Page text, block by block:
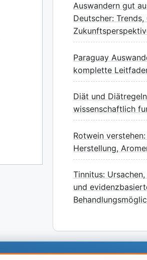
Auswandern gut
Deutscher:
Paraguay
komplette
Diät und
wissenschaftlich
Rotwein
Herstellung,
Tinnitus:
und